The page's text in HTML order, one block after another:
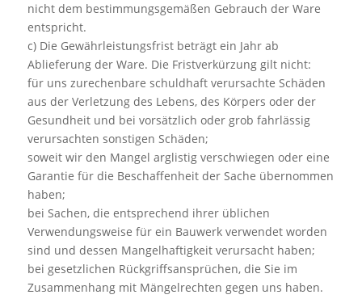
nicht dem bestimmungsgemäßen Gebrauch der Ware
entspricht.
c) Die Gewährleistungsfrist beträgt ein Jahr ab
Ablieferung der Ware. Die Fristverkürzung gilt nicht:
für uns zurechenbare schuldhaft verursachte Schäden
aus der Verletzung des Lebens, des Körpers oder der
Gesundheit und bei vorsätzlich oder grob fahrlässig
verursachten sonstigen Schäden;
soweit wir den Mangel arglistig verschwiegen oder eine
Garantie für die Beschaffenheit der Sache übernommen
haben;
bei Sachen, die entsprechend ihrer üblichen
Verwendungsweise für ein Bauwerk verwendet worden
sind und dessen Mangelhaftigkeit verursacht haben;
bei gesetzlichen Rückgriffsansprüchen, die Sie im
Zusammenhang mit Mängelrechten gegen uns haben.